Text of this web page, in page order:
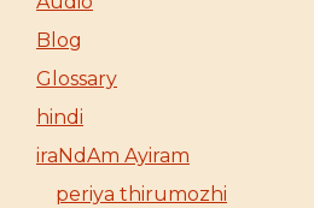
Blog
Glossary
hindi
iraNdAm Ayiram
periya thirumozhi